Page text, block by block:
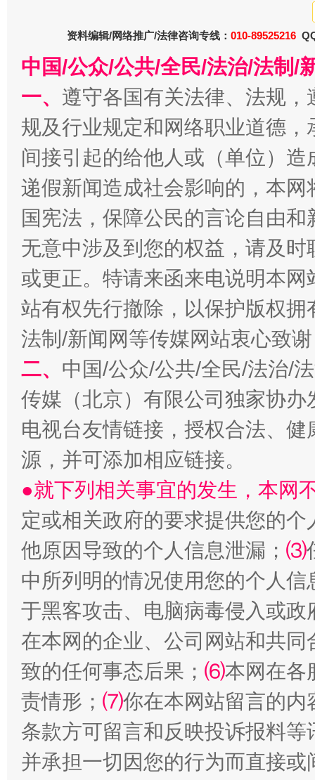
千年窑火 生生不息
揭开“小金库”的免责幌子
受贿1.44亿！段成刚被判无期
资料编辑/网络推广/法律咨询专线： 010-89525216
中国/公众/公共/全民/法治/法制/
一、 遵守各国有关法律、法规
规及行业规定和网络职业道德
间接引起的给他人或（单位）
递假新闻造成社会影响的，本
国宪法，保障公民的言论自由
无意中涉及到您的权益，请及
或更正。特请来函来电说明本
站有权先行撤除，以保护版权
法制/新闻网等传媒网站衷心致
二、 中国/公众/公共/全民/法治/
传媒（北京）有限公司独家协
电视台友情链接，授权合法、
源，并可添加相应链接。
●就下列相关事宜的发生，本网
定或相关政府的要求提供您的个
他原因导致的个人信息泄漏； ⑶
中所列明的情况使用您的个人
于黑客攻击、电脑病毒侵入或
在本网的企业、公司网站和共
致的任何事态后果； ⑹本网在各
责情形； ⑺你在本网站留言的内
条款方可留言和反映投诉报料
并承担一切因您的行为而直接